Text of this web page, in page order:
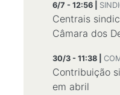
6/7 - 12:56 |
Centrais
Câmara dos
30/3 - 11:38 |
Contribuição
em abril